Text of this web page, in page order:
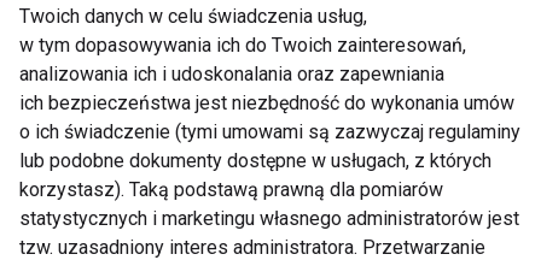
Mrożone jogurtowe
batoniki z owocami –
zdrowy deser bez
cukru, który
pokochasz tego lata
Chłodnik proteinowy z
pieczonych buraków i
skyru – lekki obiad na
upalne dni
Twoich danych w celu świadczenia usług,
w tym dopasowywania ich do Twoich zainteresowań,
analizowania ich i udoskonalania oraz zapewniania
ich bezpieczeństwa jest niezbędność do wykonania umów
o ich świadczenie (tymi umowami są zazwyczaj regulaminy
lub podobne dokumenty dostępne w usługach, z których
korzystasz). Taką podstawą prawną dla pomiarów
statystycznych i marketingu własnego administratorów jest
tzw. uzasadniony interes administratora. Przetwarzanie